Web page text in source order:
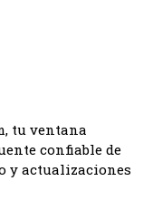
tu ventana
confiable de
y actualizaciones